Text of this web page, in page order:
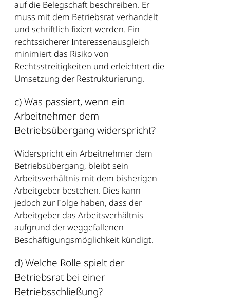
auf die Belegschaft beschreiben. Er
muss mit dem Betriebsrat verhandelt
und schriftlich fixiert werden. Ein
rechtssicherer Interessenausgleich
minimiert das Risiko von
Rechtsstreitigkeiten und erleichtert die
Umsetzung der Restrukturierung.
c) Was passiert, wenn ein
Arbeitnehmer dem
Betriebsübergang widerspricht?
Widerspricht ein Arbeitnehmer dem
Betriebsübergang, bleibt sein
Arbeitsverhältnis mit dem bisherigen
Arbeitgeber bestehen. Dies kann
jedoch zur Folge haben, dass der
Arbeitgeber das Arbeitsverhältnis
aufgrund der weggefallenen
Beschäftigungsmöglichkeit kündigt.
d) Welche Rolle spielt der
Betriebsrat bei einer
Betriebsschließung?